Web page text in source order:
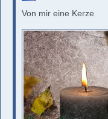
Von mir eine Kerze